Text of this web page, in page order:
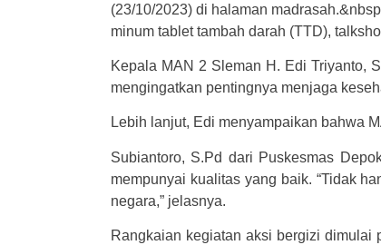
(23/10/2023) di halaman
minum tablet tambah darah (TTD),
Kepala MAN 2 Sleman H. Edi Triyanto,
mengingatkan pentingnya menjaga
Lebih lanjut, Edi menyampaikan bahwa
Subiantoro, S.Pd dari Puskesmas
mempunyai kualitas yang baik. “Tidak
negara,” jelasnya.
Rangkaian kegiatan aksi bergizi dimulai